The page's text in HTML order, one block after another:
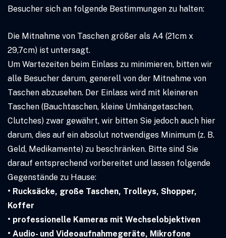
Besucher sich an folgende Bestimmungen zu halten:
Die Mitnahme von Taschen größer als A4 (21cm x
29,7cm) ist untersagt.
Um Wartezeiten beim Einlass zu minimieren, bitten wir
alle Besucher darum, generell von der Mitnahme von
Taschen abzusehen. Der Einlass wird mit kleineren
Taschen (Bauchtaschen, kleine Umhängetaschen,
Clutches) zwar gewährt, wir bitten Sie jedoch auch hier
darum, dies auf ein absolut notwendiges Minimum (z. B.
Geld, Medikamente) zu beschränken. Bitte sind Sie
darauf entsprechend vorbereitet und lassen folgende
Gegenstände zu Hause:
• Rucksäcke, große Taschen, Trolleys, Shopper,
Koffer
• professionelle Kameras mit Wechselobjektiven
• Audio- und Videoaufnahmegeräte, Mikrofone